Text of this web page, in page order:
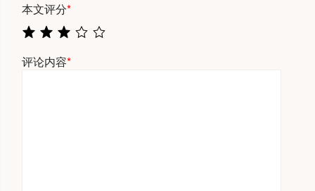
本文评分*
评论内容*